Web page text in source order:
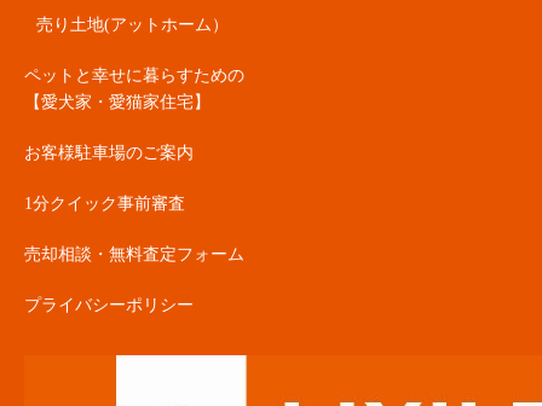
売り土地(アットホーム）
ペットと幸せに暮らすための
【愛犬家・愛猫家住宅】
お客様駐車場のご案内
1分クイック事前審査
売却相談・無料査定フォーム
プライバシーポリシー